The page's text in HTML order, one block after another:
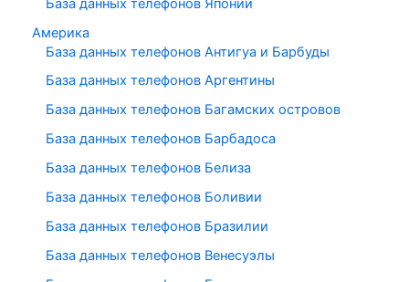
Америка
База данных телефонов Антигуа и Барбуды
База данных телефонов Аргентины
База данных телефонов Багамских островов
База данных телефонов Барбадоса
База данных телефонов Белиза
База данных телефонов Боливии
База данных телефонов Бразилии
База данных телефонов Венесуэлы